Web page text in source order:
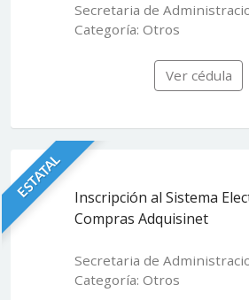
Secretaria de
Categoría: Otros
Ver cédula
ESTATAL
Inscripción al Sistema
Compras Adquisinet
Secretaria de
Categoría: Otros